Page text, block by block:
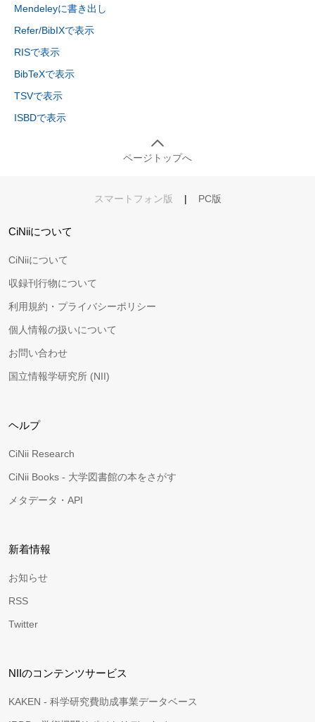
Mendeleyに書き出し
Refer/BibIXで表示
RISで表示
BibTeXで表示
TSVで表示
ISBDで表示
ページトップへ
スマートフォン版 | PC版
CiNiiについて
CiNiiについて
収録刊行物について
利用規約・プライバシーポリシー
個人情報の扱いについて
お問い合わせ
国立情報学研究所 (NII)
ヘルプ
CiNii Research
CiNii Books - 大学図書館の本をさがす
メタデータ・API
新着情報
お知らせ
RSS
Twitter
NIIのコンテンツサービス
KAKEN - 科学研究費助成事業データベース